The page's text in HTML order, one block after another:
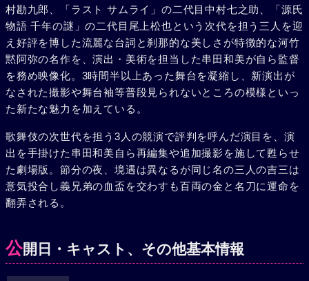
村勘九郎、「ラスト サムライ」の二代目中村七之助、「源氏
物語 千年の謎」の二代目尾上松也という次代を担う三人を迎
え好評を博した流麗な台詞と刹那的な美しさが特徴的な河竹
黙阿弥の名作を、演出・美術を担当した串田和美が自ら監督
を務め映像化。3時間半以上あった舞台を凝縮し、新演出が
なされた撮影や舞台袖等普段見られないところの模様といっ
た新たな魅力を加えている。
歌舞伎の次世代を担う3人の競演で評判を呼んだ演目を、演
出を手掛けた串田和美自ら再編集や追加撮影を施して甦らせ
た劇場版。節分の夜、境遇は異なるが同じ名の三人の吉三は
意気投合し義兄弟の血盃を交わすも百両の金と名刀に運命を
翻弄される。
公開日・キャスト、その他基本情報